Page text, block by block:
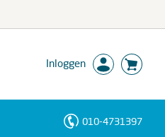
Inloggen
010-4731397